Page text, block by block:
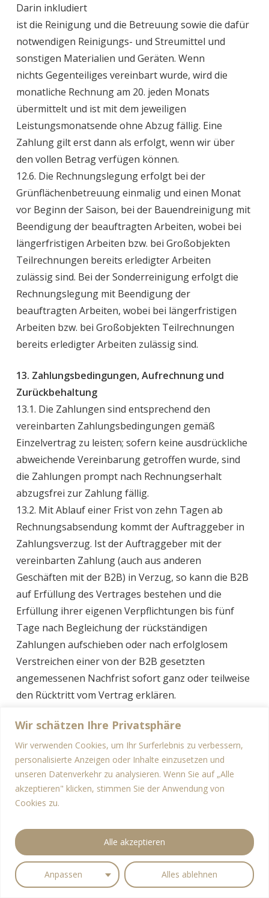
Wir schätzen Ihre Privatsphäre
Wir verwenden Cookies, um Ihr Surferlebnis zu verbessern,
personalisierte Anzeigen oder Inhalte einzusetzen und
unseren Datenverkehr zu analysieren. Wenn Sie auf „Alle
akzeptieren" klicken, stimmen Sie der Anwendung von
Cookies zu.
Anpassen Alles ablehnen
Alle akzeptieren
Darin inkludiert
ist die Reinigung und die Betreuung sowie die dafür
notwendigen Reinigungs- und Streumittel und
sonstigen Materialien und Geräten. Wenn
nichts Gegenteiliges vereinbart wurde, wird die
monatliche Rechnung am 20. jeden Monats
übermittelt und ist mit dem jeweiligen
Leistungsmonatsende ohne Abzug fällig. Eine
Zahlung gilt erst dann als erfolgt, wenn wir über
den vollen Betrag verfügen können.
12.6. Die Rechnungslegung erfolgt bei der
Grünflächenbetreuung einmalig und einen Monat
vor Beginn der Saison, bei der Bauendreinigung mit
Beendigung der beauftragten Arbeiten, wobei bei
längerfristigen Arbeiten bzw. bei Großobjekten
Teilrechnungen bereits erledigter Arbeiten
zulässig sind. Bei der Sonderreinigung erfolgt die
Rechnungslegung mit Beendigung der
beauftragten Arbeiten, wobei bei längerfristigen
Arbeiten bzw. bei Großobjekten Teilrechnungen
bereits erledigter Arbeiten zulässig sind.
13. Zahlungsbedingungen, Aufrechnung und
Zurückbehaltung
13.1. Die Zahlungen sind entsprechend den
vereinbarten Zahlungsbedingungen gemäß
Einzelvertrag zu leisten; sofern keine ausdrückliche
abweichende Vereinbarung getroffen wurde, sind
die Zahlungen prompt nach Rechnungserhalt
abzugsfrei zur Zahlung fällig.
13.2. Mit Ablauf einer Frist von zehn Tagen ab
Rechnungsabsendung kommt der Auftraggeber in
Zahlungsverzug. Ist der Auftraggeber mit der
vereinbarten Zahlung (auch aus anderen
Geschäften mit der B2B) in Verzug, so kann die B2B
auf Erfüllung des Vertrages bestehen und die
Erfüllung ihrer eigenen Verpflichtungen bis fünf
Tage nach Begleichung der rückständigen
Zahlungen aufschieben oder nach erfolglosem
Verstreichen einer von der B2B gesetzten
angemessenen Nachfrist sofort ganz oder teilweise
den Rücktritt vom Vertrag erklären.
Ansprüche der B2B wegen des Verzugs bleiben
unberührt.
13.3. Ist der Auftraggeber mit einer vereinbarten
Zahlung oder sonstigen Leistung im Verzug, so
kann B2B ab Fälligkeit Verzugszinsen in der Höhe
Unternehmergeschäfte verrechnen; weiters ist der
Vertragspartner ausdrücklich zum Ersatz sämtlicher
Mahnsepsen, einschließlich der Kosten
außergerichtlicher Anwaltsmahnungen, verpflichtet.